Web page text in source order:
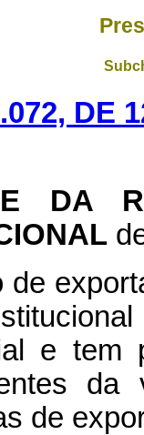
DE
DA
de
e tem
de